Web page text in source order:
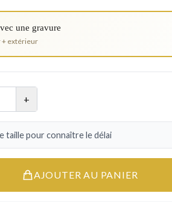
une gravure
extérieur
+
taille pour connaître le délai
AJOUTER AU PANIER